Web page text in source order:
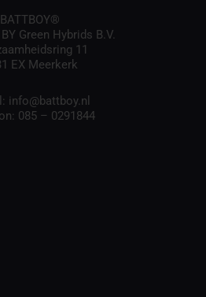
BATTBOY®
BY Green Hybrids B.V.
11
EX Meerkerk
info@battboy.nl
085 – 0291844